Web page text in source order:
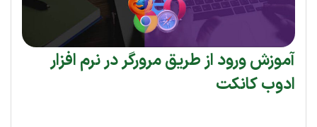
آموزش ورود از طریق مرورگر در نرم افزار
ادوب کانکت